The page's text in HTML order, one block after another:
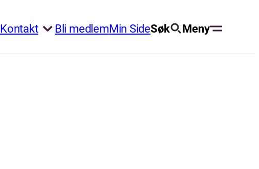
Kontakt Bli medlemMin SideSøk Meny